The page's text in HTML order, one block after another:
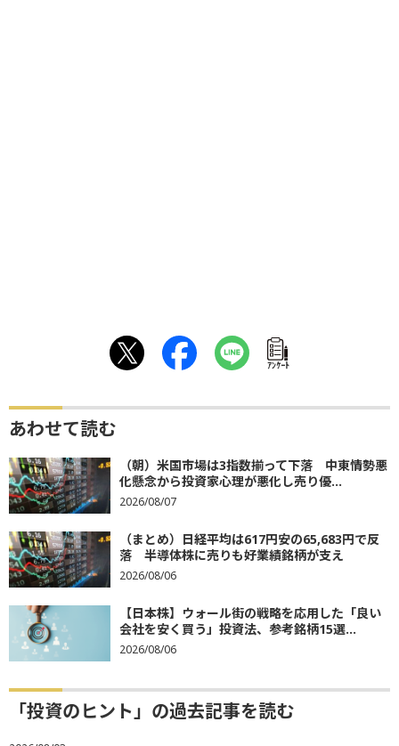
ｱﾝｹｰﾄ
あわせて読む
（朝）米国市場は3指数揃って下落 中東情勢悪
化懸念から投資家心理が悪化し売り優...
2026/08/07
（まとめ）日経平均は617円安の65,683円で反
落 半導体株に売りも好業績銘柄が支え
2026/08/06
【日本株】ウォール街の戦略を応用した「良い
会社を安く買う」投資法、参考銘柄15選...
2026/08/06
「投資のヒント」の過去記事を読む